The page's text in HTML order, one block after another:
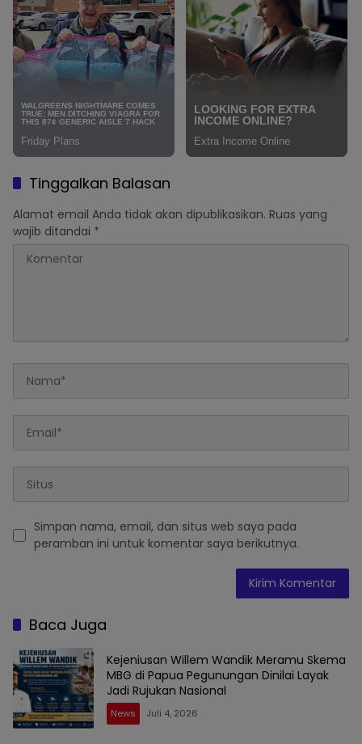
Tinggalkan Balasan
Alamat email Anda tidak akan dipublikasikan. Ruas yang
wajib ditandai *
Simpan nama, email, dan situs web saya pada
peramban ini untuk komentar saya berikutnya.
Baca Juga
Kejeniusan Willem Wandik Meramu Skema
MBG di Papua Pegunungan Dinilai Layak
Jadi Rujukan Nasional
News Juli 4, 2026